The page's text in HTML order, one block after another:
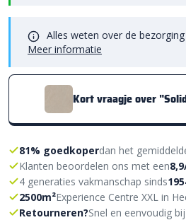
Alles weten over de
Meer informatie
Kort vraagje over
81% goedkoperdan het
Klanten beoordelen ons met een
4 generaties vakmanschap sinds
2500m²Experience Centre XXL in
Retourneren?Snel en eenvoudig